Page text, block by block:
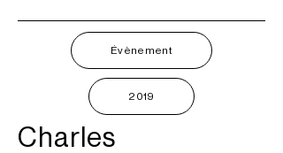
Évènement
2019
Charles